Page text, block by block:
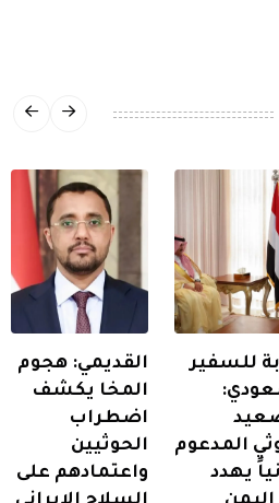
للسفير
المدعوم
يهدد
القديمي: هجوم
المخا يكشف
اضطراب
الحوثيين
واعتمادهم على